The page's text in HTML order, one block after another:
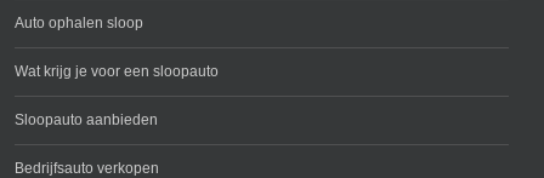
Auto ophalen sloop
Wat krijg je voor een sloopauto
Sloopauto aanbieden
Bedrijfsauto verkopen